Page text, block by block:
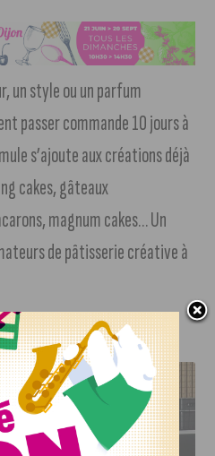
un style ou un parfum
passer commande 10 jours à
s’ajoute aux créations déjà
cakes, gâteaux
magnum cakes… Un
de pâtisserie créative à